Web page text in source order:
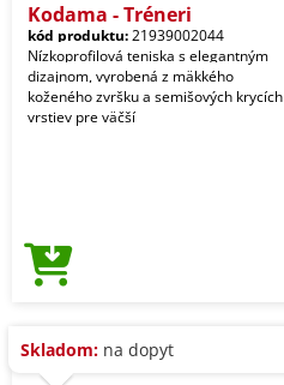
Kodama - Tréneri
kód produktu:21939002044
Nízkoprofilová teniska s elegantným
dizajnom, vyrobená z mäkkého
koženého zvršku a semišových krycích
vrstiev pre väčší
Skladom: na dopyt